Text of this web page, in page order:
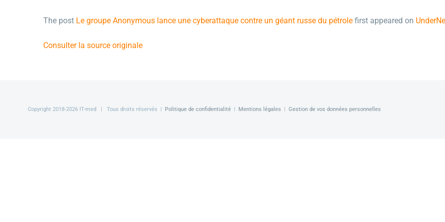
The post Le groupe Anonymous lance une cyberattaque contre un géant russe du pétrole first appeared on
Consulter la source originale
Copyright 2018-2026 IT-med | Tous droits réservés | Politique de confidentialité| Mentions légales | Gestion de vos données personnelles